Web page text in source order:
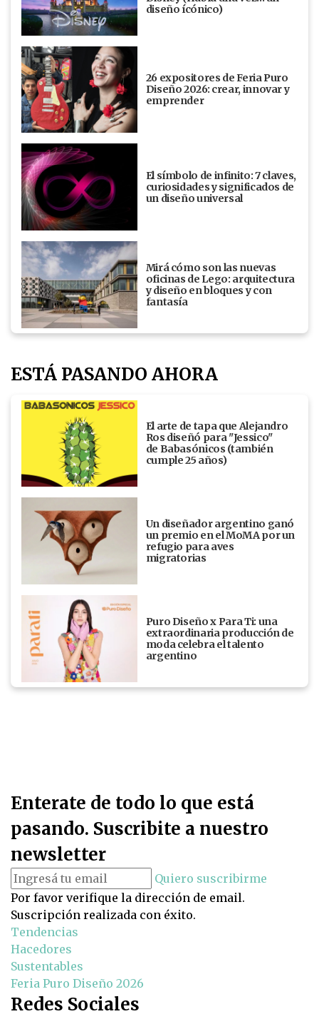
diseño ícónico)
26 expositores de Feria Puro
Diseño 2026: crear, innovar y
emprender
El símbolo de infinito: 7 claves,
curiosidades y significados de
un diseño universal
Mirá cómo son las nuevas
oficinas de Lego: arquitectura
y diseño en bloques y con
fantasía
ESTÁ PASANDO AHORA
El arte de tapa que Alejandro
Ros diseñó para "Jessico"
de Babasónicos (también
cumple 25 años)
Un diseñador argentino ganó
un premio en el MoMA por un
refugio para aves
migratorias
Puro Diseño x Para Ti: una
extraordinaria producción de
moda celebra el talento
argentino
Enterate de todo lo que está
pasando. Suscribite a nuestro
newsletter
Quiero suscribirme
Por favor verifique la dirección de email.
Suscripción realizada con éxito.
Tendencias
Hacedores
Sustentables
Feria Puro Diseño 2026
Redes Sociales